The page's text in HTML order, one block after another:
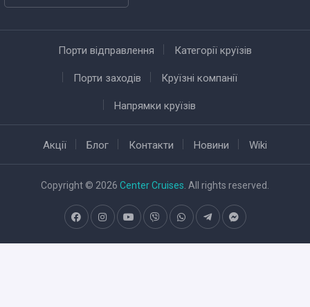
Порти відправлення Категорії круїзів
Порти заходів Круїзні компанії
Напрямки круїзів
Акції Блог Контакти Новини Wiki
Copyright © 2026 Center Cruises . All rights reserved.